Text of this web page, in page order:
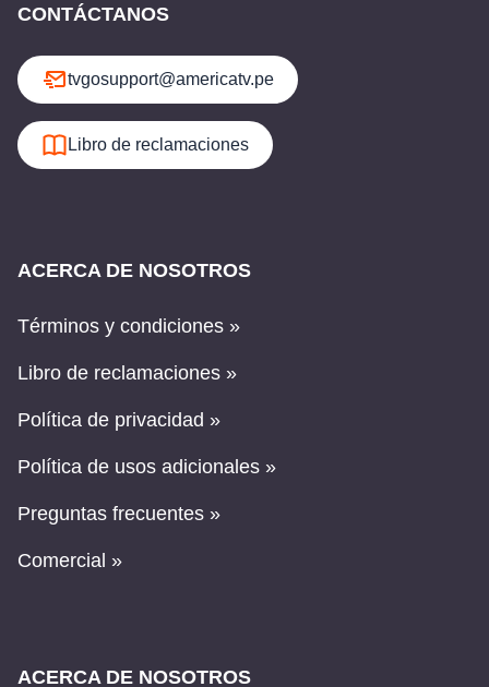
CONTÁCTANOS
tvgosupport@americatv.pe
Libro de reclamaciones
ACERCA DE NOSOTROS
Términos y condiciones »
Libro de reclamaciones »
Política de privacidad »
Política de usos adicionales »
Preguntas frecuentes »
Comercial »
ACERCA DE NOSOTROS